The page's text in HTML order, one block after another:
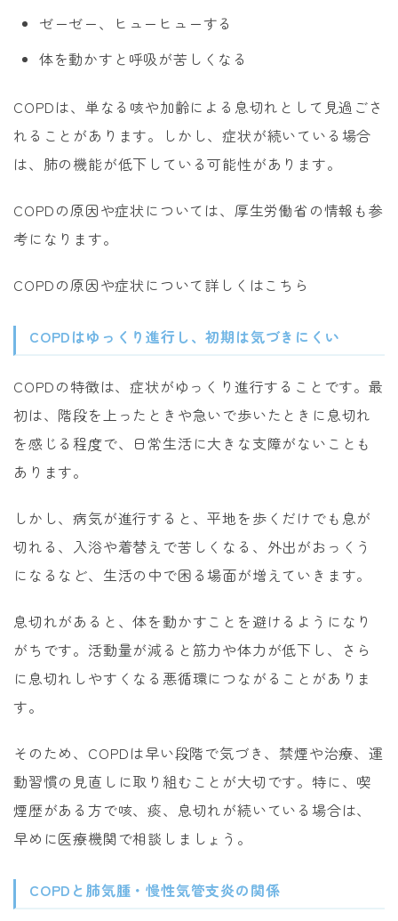
ゼーゼー、ヒューヒューする
体を動かすと呼吸が苦しくなる
COPDは、単なる咳や加齢による息切れとして見過ごさ
れることがあります。しかし、症状が続いている場合
は、肺の機能が低下している可能性があります。
COPDの原因や症状については、厚生労働省の情報も参
考になります。
COPDの原因や症状について詳しくはこちら
COPDはゆっくり進行し、初期は気づきにくい
COPDの特徴は、症状がゆっくり進行することです。最
初は、階段を上ったときや急いで歩いたときに息切れ
を感じる程度で、日常生活に大きな支障がないことも
あります。
しかし、病気が進行すると、平地を歩くだけでも息が
切れる、入浴や着替えで苦しくなる、外出がおっくう
になるなど、生活の中で困る場面が増えていきます。
息切れがあると、体を動かすことを避けるようになり
がちです。活動量が減ると筋力や体力が低下し、さら
に息切れしやすくなる悪循環につながることがありま
す。
そのため、COPDは早い段階で気づき、禁煙や治療、運
動習慣の見直しに取り組むことが大切です。特に、喫
煙歴がある方で咳、痰、息切れが続いている場合は、
早めに医療機関で相談しましょう。
COPDと肺気腫・慢性気管支炎の関係